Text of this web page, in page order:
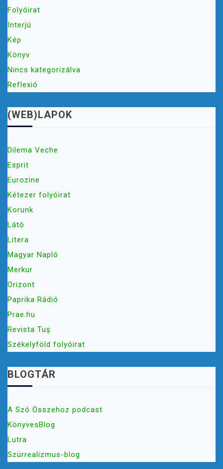
Folyóirat
Interjú
Kép
Könyv
Nincs kategorizálva
Reflexió
(WEB)LAPOK
Dilema Veche
Esprit
Eurozine
Kétezer folyóirat
Korunk
Látó
Litera
Magyar Napló
Merkur
Orizont
Paprika Rádió
Prae.hu
Revista Tuș
Székelyföld folyóirat
BLOGTÁR
A Szó Összehoz podcast
KönyvesBlog
Lutra
Szürrealizmus-blog